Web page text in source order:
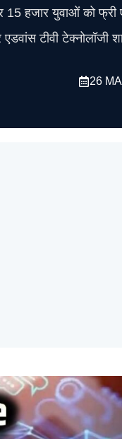
हजार युवाओं को
टीवी
26